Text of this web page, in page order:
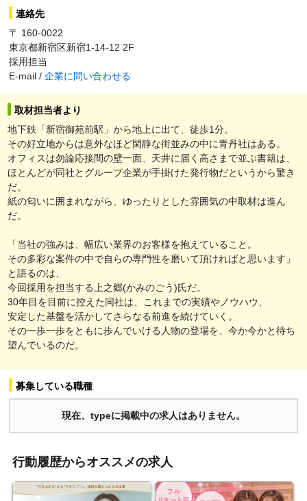
連絡先
〒 160-0022
東京都新宿区新宿1-14-12 2F
採用担当
E-mail / 企業に問い合わせる
取材担当者より
地下鉄「新宿御苑前駅」から地上に出て、徒歩1分。
その好立地からは意外なほど閑静な街並みの中に青丹社はある。
オフィスは勿論応接間の壁一面、天井に届く高さまで並ぶ書籍は、
ほとんどが同社とグループ企業が手掛けた発行物だというから驚き
だ。
紙の匂いに囲まれながら、ゆったりとした雰囲気の中取材は進ん
だ。
「当社の強みは、幅広い業界のお客様を抱えていること。
その多彩な案件の中で自らの専門性を磨いて頂ければと思います」
と語るのは、
今回採用を担当する上之郷(かみのごう)氏だ。
30年目を目前に控えた同社は、これまでの実績やノウハウ、
安定した基盤を活かしてさらなる前進を続けていく。
その一歩一歩をともに歩んでいける人物の登場を、今か今かと待ち
望んでいるのだ。
募集している職種
現在、typeに掲載中の求人はありません。
行動履歴からオススメの求人